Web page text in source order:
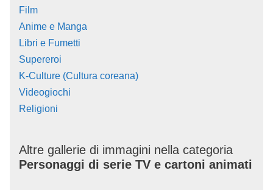
Film
Anime e Manga
Libri e Fumetti
Supereroi
K-Culture (Cultura coreana)
Videogiochi
Religioni
Altre gallerie di immagini nella categoria
Personaggi di serie TV e cartoni animati